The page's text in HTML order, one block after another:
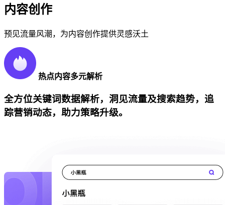
内容创作
预见流量风潮，为内容创作提供灵感沃土
热点内容多元解析
全方位关键词数据解析，洞见流量及搜索趋势，追
踪营销动态，助力策略升级。